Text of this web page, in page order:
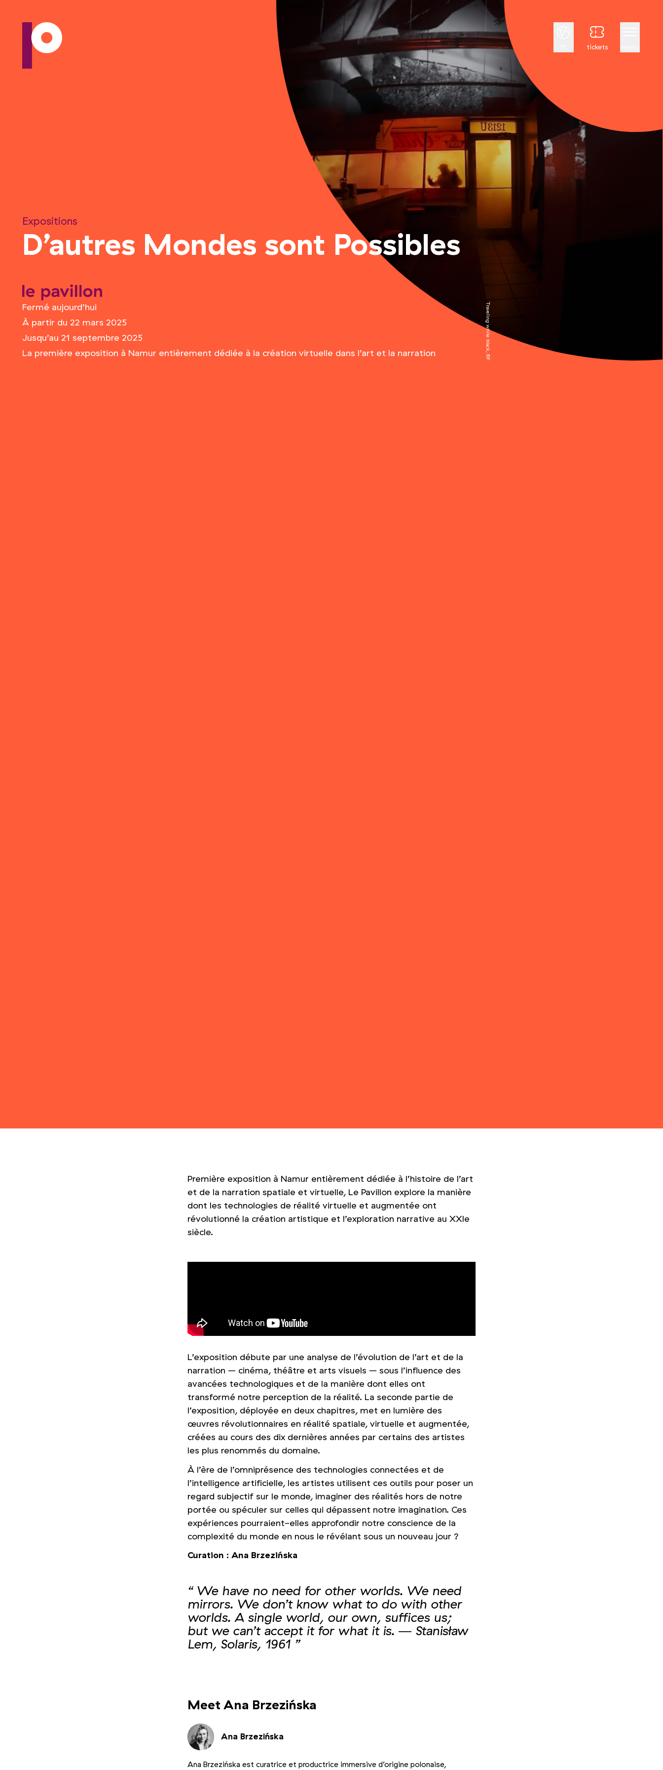
Françaistickets
Traveling while black, ©Felix
Expositions
D’autres Mondes sont Possibles
le pavillon
Fermé aujourd’hui
À partir du 22 mars 2025
Jusqu’au 21 septembre 2025
La première exposition à Namur entièrement dédiée à la création virtuelle dans l’art et la narration
Première exposition à Namur entièrement dédiée à l’histoire de l’art
et de la narration spatiale et virtuelle, Le Pavillon explore la manière
dont les technologies de réalité virtuelle et augmentée ont
révolutionné la création artistique et l’exploration narrative au XXIe
siècle.
L’exposition débute par une analyse de l’évolution de l’art et de la
narration – cinéma, théâtre et arts visuels – sous l’influence des
avancées technologiques et de la manière dont elles ont
transformé notre perception de la réalité. La seconde partie de
l’exposition, déployée en deux chapitres, met en lumière des
œuvres révolutionnaires en réalité spatiale, virtuelle et augmentée,
créées au cours des dix dernières années par certains des artistes
les plus renommés du domaine.
À l’ère de l’omniprésence des technologies connectées et de
l’intelligence artificielle, les artistes utilisent ces outils pour poser un
regard subjectif sur le monde, imaginer des réalités hors de notre
portée ou spéculer sur celles qui dépassent notre imagination. Ces
expériences pourraient-elles approfondir notre conscience de la
complexité du monde en nous le révélant sous un nouveau jour ?
Curation : Ana Brzezińska
“ We have no need for other worlds. We need
mirrors. We don’t know what to do with other
worlds. A single world, our own, suffices us;
but we can’t accept it for what it is. ― Stanisław
Lem, Solaris, 1961 ”
Meet Ana Brzezińska
Ana Brzezińska
Ana Brzezińska est curatrice et productrice immersive d’origine polonaise,